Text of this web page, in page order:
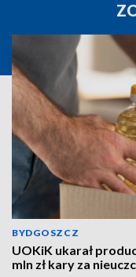
BYDGOSZCZ
UOKiK ukarał
mln zł kary za